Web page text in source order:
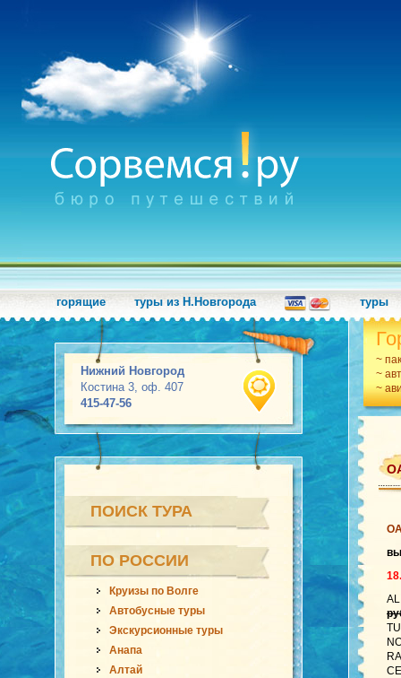
горящие туры из Н.Новгорода туры
Нижний Новгород
Костина 3, оф. 407
415-47-56
~
~
~
ПОИСК ТУРА
ПО РОССИИ
Круизы по Волге
Автобусные туры
Экскурсионные туры
Анапа
Алтай